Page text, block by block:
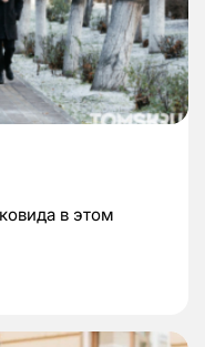
в этом